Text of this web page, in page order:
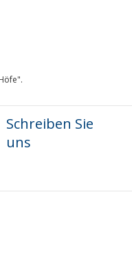
Schreiben Sie
uns